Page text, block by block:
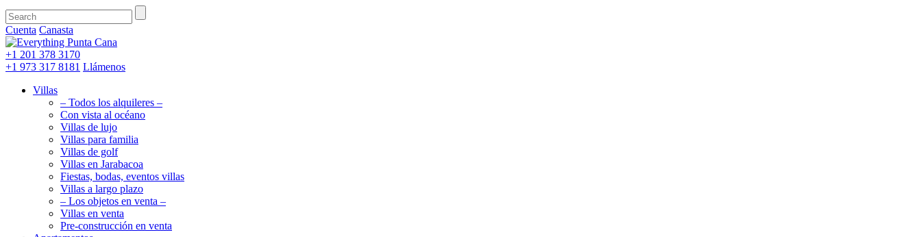
Cuenta Canasta
+1 201 378 3170
+1 973 317 8181 Llámenos
Villas
– Todos los alquileres –
Con vista al océano
Villas de lujo
Villas para familia
Villas de golf
Villas en Jarabacoa
Fiestas, bodas, eventos villas
Villas a largo plazo
– Los objetos en venta –
Villas en venta
Pre-construcción en venta